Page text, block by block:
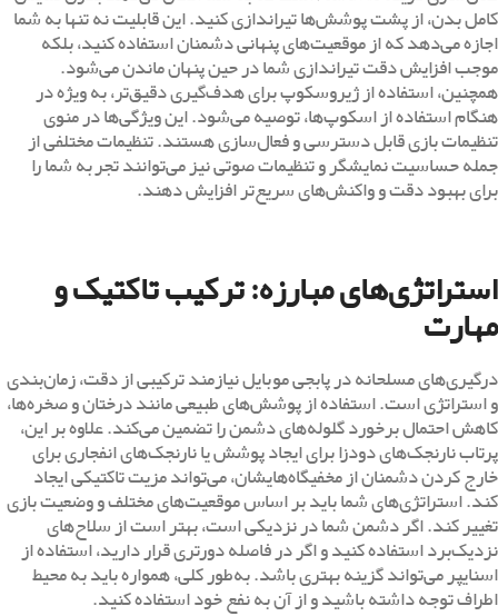
کامل بدن، از پشت پوشش‌ها تیراندازی کنید. این قابلیت نه تنها به شما
اجازه می‌دهد که از موقعیت‌های پنهانی دشمنان استفاده کنید، بلکه
موجب افزایش دقت تیراندازی شما در حین پنهان ماندن می‌شود.
همچنین، استفاده از ژیروسکوپ برای هدف‌گیری دقیق‌تر، به ویژه در
هنگام استفاده از اسکوپ‌ها، توصیه می‌شود. این ویژگی‌ها در منوی
تنظیمات بازی قابل دسترسی و فعال‌سازی هستند. تنظیمات مختلفی از
جمله حساسیت نمایشگر و تنظیمات صوتی نیز می‌توانند تجربه شما را
برای بهبود دقت و واکنش‌های سریع‌تر افزایش دهند.
استراتژی‌های مبارزه: ترکیب تاکتیک و
مهارت
درگیری‌های مسلحانه در پابجی موبایل نیازمند ترکیبی از دقت، زمان‌بندی
و استراتژی است. استفاده از پوشش‌های طبیعی مانند درختان و صخره‌ها،
کاهش احتمال برخورد گلوله‌های دشمن را تضمین می‌کند. علاوه بر این،
پرتاب نارنجک‌های دودزا برای ایجاد پوشش یا نارنجک‌های انفجاری برای
خارج کردن دشمنان از مخفیگاه‌هایشان، می‌تواند مزیت تاکتیکی ایجاد
کند. استراتژی‌های شما باید بر اساس موقعیت‌های مختلف و وضعیت بازی
تغییر کند. اگر دشمن شما در نزدیکی است، بهتر است از سلاح‌های
نزدیک‌برد استفاده کنید و اگر در فاصله دورتری قرار دارید، استفاده از
اسنایپر می‌تواند گزینه بهتری باشد. به‌طور کلی، همواره باید به محیط
اطراف توجه داشته باشید و از آن به نفع خود استفاده کنید.